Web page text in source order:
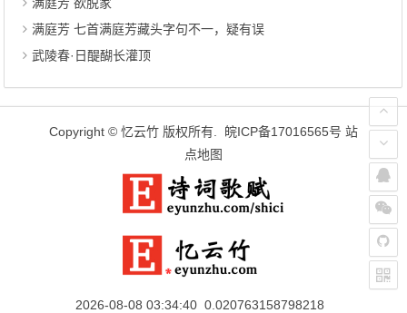
满庭芳 七首满庭芳藏头字句不一，疑有误
武陵春·日醍醐长灌顶
Copyright © 忆云竹 版权所有. 皖ICP备17016565号 站
点地图
2026-08-08 03:34:40 0.020763158798218